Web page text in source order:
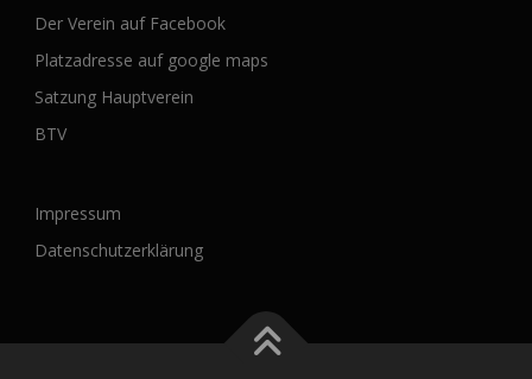
Der Verein auf Facebook
Platzadresse auf google maps
Satzung Hauptverein
BTV
Impressum
Datenschutzerklärung